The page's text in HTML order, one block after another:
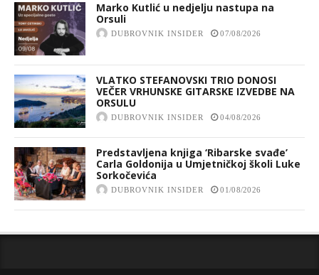
Marko Kutlić u nedjelju nastupa na
Orsuli
DUBROVNIK INSIDER 07/08/2026
VLATKO STEFANOVSKI TRIO DONOSI
VEČER VRHUNSKE GITARSKE IZVEDBE NA
ORSULU
DUBROVNIK INSIDER 04/08/2026
Predstavljena knjiga ‘Ribarske svađe’
Carla Goldonija u Umjetničkoj školi Luke
Sorkočevića
DUBROVNIK INSIDER 01/08/2026